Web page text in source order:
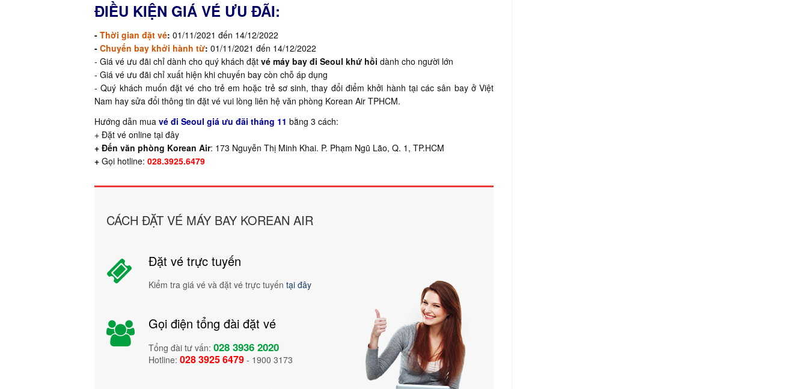
ĐIỀU KIỆN GIÁ VÉ ƯU ĐÃI:
- Thời gian đặt vé: 01/11/2021 đến 14/12/2022
- Chuyến bay khởi hành từ: 01/11/2021 đến 14/12/2022
- Giá vé ưu đãi chỉ dành cho quý khách đặt vé máy bay đi Seoul khứ hồi dành cho người lớn
- Giá vé ưu đãi chỉ xuất hiện khi chuyến bay còn chỗ áp dụng
- Quý khách muốn đặt vé cho trẻ em hoặc trẻ sơ sinh, thay đổi điểm khởi hành tại các sân bay ở Việt
Nam hay sửa đổi thông tin đặt vé vui lòng liên hệ văn phòng Korean Air TPHCM.
Hướng dẫn mua vé đi Seoul giá ưu đãi tháng 11 bằng 3 cách:
+ Đặt vé online tại đây
+ Đến văn phòng Korean Air: 173 Nguyễn Thị Minh Khai. P. Phạm Ngũ Lão, Q. 1, TP.HCM
+ Gọi hotline: 028.3925.6479
CÁCH ĐẶT VÉ MÁY BAY KOREAN AIR
Đặt vé trực tuyến
Kiểm tra giá vé và đặt vé trực tuyến tại đây
Gọi điện tổng đài đặt vé
Tổng đài tư vấn: 028 3936 2020
Hotline: 028 3925 6479 - 1900 3173